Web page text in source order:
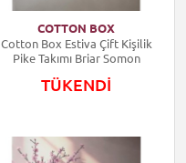
COTTON BOX
Cotton Box Estiva Çift Kişilik
Pike Takımı Briar Somon
TÜKENDİ